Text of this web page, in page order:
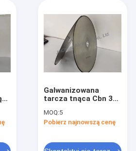
Galwanizowana
tarcza tnąca Cbn 351
zaworu silnika
MOQ:5
Pobierz najnowszą cenę